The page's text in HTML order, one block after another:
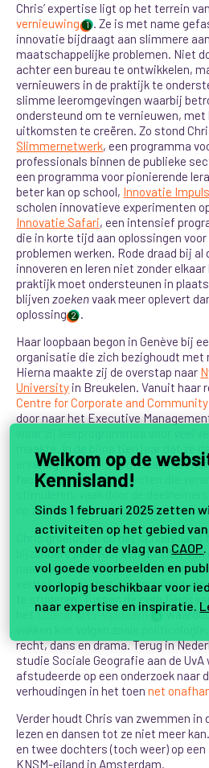
Chris’ expertise ligt op het terrein
vernieuwing 1 . Ze is met name
innovatie bijdraagt aan slimmere
maatschappelijke problemen. Niet
achter een bureau te ontwikkelen,
vernieuwers in de praktijk te
slimme leeromgevingen waarbij
ondersteund om te vernieuwen, met
uitkomsten te creëren. Zo stond
Slimmernetwerk, een programma
professionals binnen de publieke
een programma voor pionierende
beter kan op school, Innovatie
scholen innovatieve experimenten
Innovatie Safari, een intensief
die in korte tijd aan oplossingen
problemen werken. Rode draad bij
innoveren en leren niet zonder
praktijk moet ondersteunen in
blijvenzoekenvaak meer oplevert
oplossing 2 .
Haar loopbaan begon in Genève bij
organisatie die zich bezighoudt met
Hierna maakte zij de overstap naar
University in Breukelen. Vanuit haar
Centre for Corporate and
door naar het Executive
maakte. In de bijna tien jaar dat ze
ervaring en kennis opgedaan met
faciliteren van leertrajecten die
op zoek te laten gaan naar hoe het
Chris groeide op op het schiereiland
bijzondere plek voor een dochter van
naar een middelbare school in
vertrok ze naar het geboorteland
te studeren. Tussen decorn fields
hetLiberal Arts-systeem 4
recht, dans en drama. Terug in
studie Sociale Geografie aan de UvA
afstudeerde op een onderzoek naar
verhoudingen in het toennet
Verder houdt Chris van zwemmen in
lezen en dansen tot ze niet meer
en twee dochters (toch weer) op
KNSM-eiland in Amsterdam.
Welkom op de
Kennisland!
Sinds 1 februari 2025 zetten
activiteiten op het gebied
voort onder de vlag van CAOP
vol goede voorbeelden en
voorlopig beschikbaar voor
naar expertise en inspiratie.